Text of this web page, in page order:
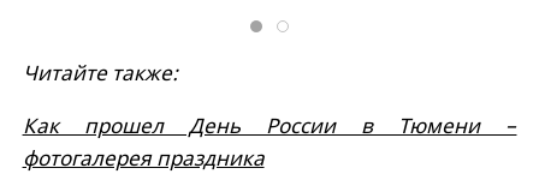
Читайте также:
Как прошел День России в Тюмени –
фотогалерея праздника